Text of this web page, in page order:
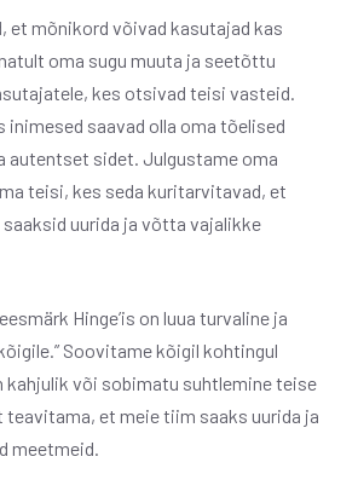
et mõnikord võivad kasutajad kas
oma sugu muuta ja seetõttu
kes otsivad teisi vasteid.
inimesed saavad olla oma tõelised
autentset sidet. Julgustame oma
teisi, kes seda kuritarvitavad, et
uurida ja võtta vajalikke
Hinge’is on luua turvaline ja
Soovitame kõigil kohtingul
kahjulik või sobimatu suhtlemine teise
teavitama, et meie tiim saaks uurida ja
meetmeid.